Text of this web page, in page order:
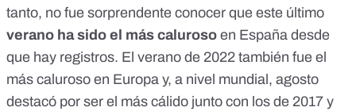
tanto, no fue sorprendente conocer que este último
verano ha sido el más caluroso en España desde
que hay registros. El verano de 2022 también fue el
más caluroso en Europa y, a nivel mundial, agosto
destacó por ser el más cálido junto con los de 2017 y